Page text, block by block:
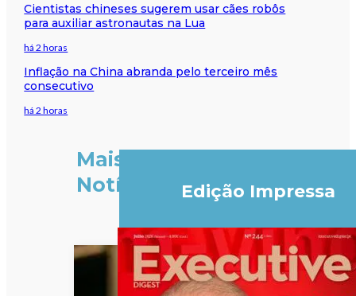
Cientistas chineses sugerem usar cães robôs
para auxiliar astronautas na Lua
há 2 horas
Inflação na China abranda pelo terceiro mês
consecutivo
há 2 horas
Mais
Notícias
Edição Impressa